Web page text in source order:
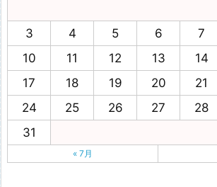
3
4 5 6 7
10
11 12 13 14
17
18 19 20 21
24
25 26 27 28
31
« 7月